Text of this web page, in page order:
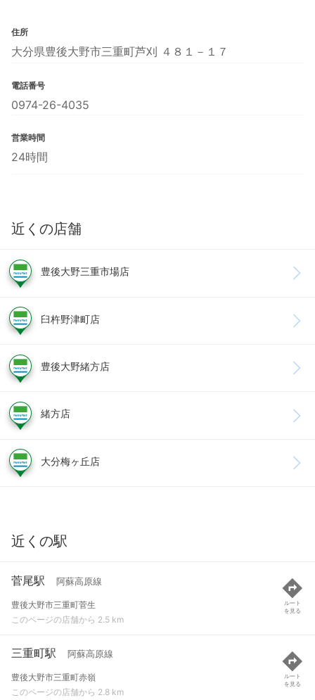
住所
大分県豊後大野市三重町芦刈 ４８１－１７
電話番号
0974-26-4035
営業時間
24時間
近くの店舗
豊後大野三重市場店
臼杵野津町店
豊後大野緒方店
緒方店
大分梅ヶ丘店
近くの駅
菅尾駅 阿蘇高原線
豊後大野市三重町菅生
このページの店舗から 2.5 km
ルート
を見る
三重町駅 阿蘇高原線
豊後大野市三重町赤嶺
このページの店舗から 2.8 km
ルート
を見る